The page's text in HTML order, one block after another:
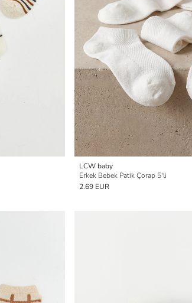
LCW baby
Erkek Bebek Patik Çorap 5'li
2.69 EUR